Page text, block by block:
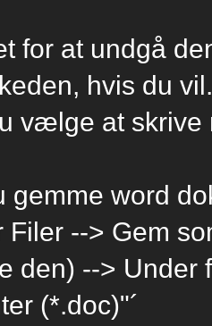
for at undgå
hvis du
vælge at skrive
gemme word
Filer --> Gem
den) -->
(*.doc)"´